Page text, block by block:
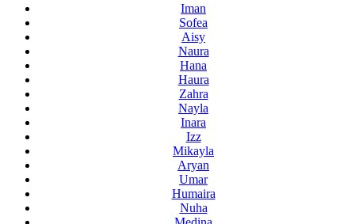
Iman
Sofea
Aisy
Naura
Hana
Haura
Zahra
Nayla
Inara
Izz
Mikayla
Aryan
Umar
Humaira
Nuha